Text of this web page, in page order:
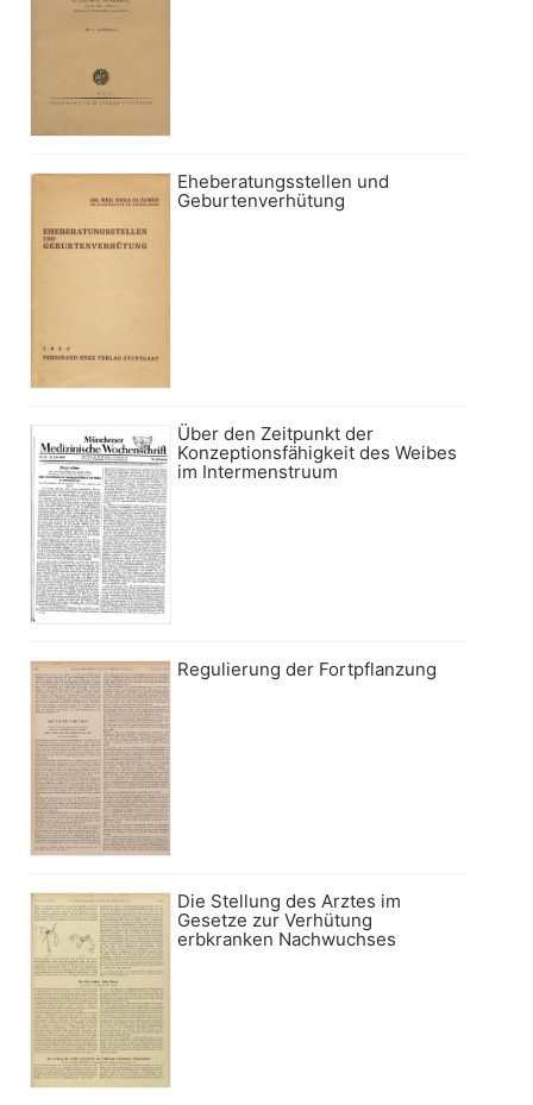
Eheberatungsstellen und
Geburtenverhütung
Über den Zeitpunkt der
Konzeptionsfähigkeit des Weibes
im Intermenstruum
Regulierung der Fortpflanzung
Die Stellung des Arztes im
Gesetze zur Verhütung
erbkranken Nachwuchses